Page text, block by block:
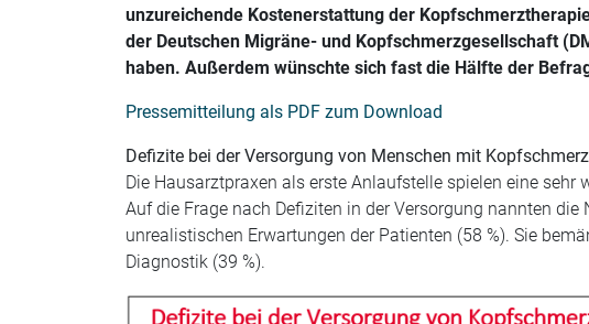
unzureichende Kostenerstattung der
der Deutschen Migräne- und Kopfschmerzgesellschaft
haben. Außerdem wünschte sich fast die Hälfte der
Pressemitteilung als PDF zum Download
Defizite bei der Versorgung von Menschen mit
Die Hausarztpraxen als erste Anlaufstelle spielen eine
Auf die Frage nach Defiziten in der Versorgung nannten
unrealistischen Erwartungen der Patienten (58 %). Sie
Diagnostik (39 %).